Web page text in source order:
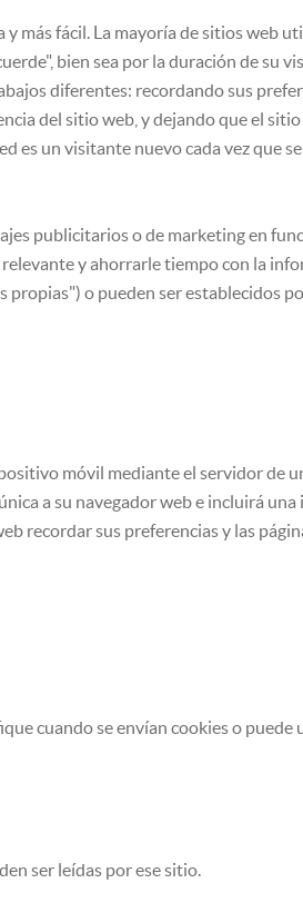
más fácil. La mayoría de sitios web
bien sea por la duración de su
diferentes: recordando sus
del sitio web, y dejando que el
es un visitante nuevo cada vez que
publicitarios o de marketing en
y ahorrarle tiempo con la
propias") o pueden ser establecidos
móvil mediante el servidor de
a su navegador web e incluirá
recordar sus preferencias y las
cuando se envían cookies o puede
ser leídas por ese sitio.